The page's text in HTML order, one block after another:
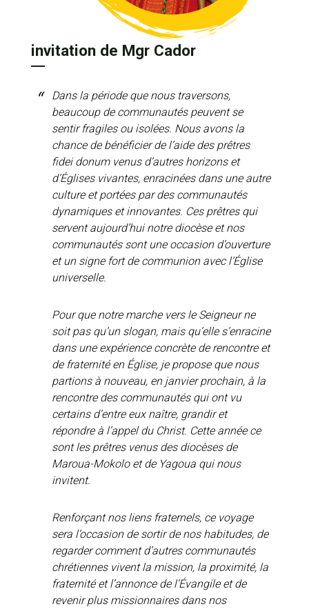
invitation de Mgr Cador
Dans la période que nous traversons,
beaucoup de communautés peuvent se
sentir fragiles ou isolées. Nous avons la
chance de bénéficier de l’aide des prêtres
fidei donum venus d’autres horizons et
d’Églises vivantes, enracinées dans une autre
culture et portées par des communautés
dynamiques et innovantes. Ces prêtres qui
servent aujourd’hui notre diocèse et nos
communautés sont une occasion d’ouverture
et un signe fort de communion avec l’Église
universelle.
Pour que notre marche vers le Seigneur ne
soit pas qu’un slogan, mais qu’elle s’enracine
dans une expérience concrète de rencontre et
de fraternité en Église, je propose que nous
partions à nouveau, en janvier prochain, à la
rencontre des communautés qui ont vu
certains d’entre eux naître, grandir et
répondre à l’appel du Christ. Cette année ce
sont les prêtres venus des diocèses de
Maroua-Mokolo et de Yagoua qui nous
invitent.
Renforçant nos liens fraternels, ce voyage
sera l’occasion de sortir de nos habitudes, de
regarder comment d’autres communautés
chrétiennes vivent la mission, la proximité, la
fraternité et l’annonce de l’Évangile et de
revenir plus missionnaires dans nos